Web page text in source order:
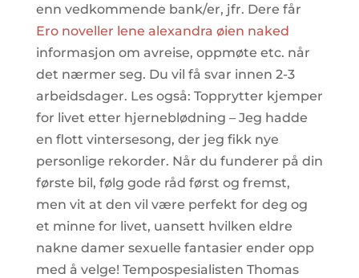
enn vedkommende bank/er, jfr. Dere får
Ero noveller lene alexandra øien naked
informasjon om avreise, oppmøte etc. når
det nærmer seg. Du vil få svar innen 2-3
arbeidsdager. Les også: Topprytter kjemper
for livet etter hjerneblødning – Jeg hadde
en flott vintersesong, der jeg fikk nye
personlige rekorder. Når du funderer på din
første bil, følg gode råd først og fremst,
men vit at den vil være perfekt for deg og
et minne for livet, uansett hvilken eldre
nakne damer sexuelle fantasier ender opp
med å velge! Tempospesialisten Thomas